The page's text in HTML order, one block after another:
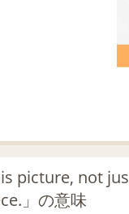
picture, not
」の意味